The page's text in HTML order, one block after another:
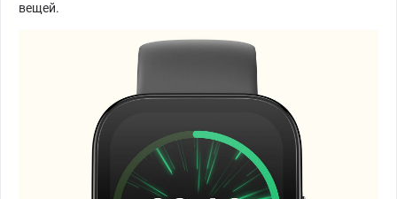
вещей.